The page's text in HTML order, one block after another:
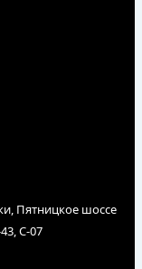
Пятницкое шоссе
С-07